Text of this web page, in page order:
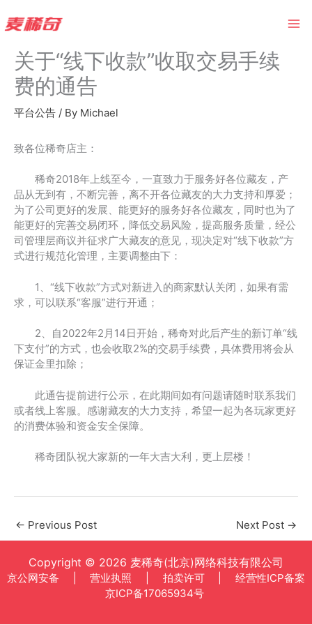
to
关于“线下收款”收取交易手续
费的通告
平台公告 / By Michael
致各位稀奇店主：
稀奇2018年上线至今，一直致力于服务好各位藏友，产
品从无到有，不断完善，离不开各位藏友的大力支持和厚爱；
为了公司更好的发展、能更好的服务好各位藏友，同时也为了
能更好的完善交易闭环，降低交易风险，提高服务质量，经公
司管理层商议并征求广大藏友的意见，现决定对“线下收款”方
式进行规范化管理，主要调整由下：
1、“线下收款”方式对新进入的商家默认关闭，如果有需
求，可以联系“客服”进行开通；
2、自2022年2月14日开始，稀奇对此后产生的新订单“线
下支付”的方式，也会收取2%的交易手续费，具体费用将会从
保证金里扣除；
此通告提前进行公示，在此期间如有问题请随时联系我们
或者线上客服。感谢藏友的大力支持，希望一起为各玩家更好
的消费体验和资金安全保障。
稀奇团队祝大家新的一年大吉大利，更上层楼！
← Previous Post Next Post →
Copyright © 2026 麦稀奇(北京)网络科技有限公司
京公网安备 营业执照 拍卖许可
经营性ICP备案
京ICP备17065934号